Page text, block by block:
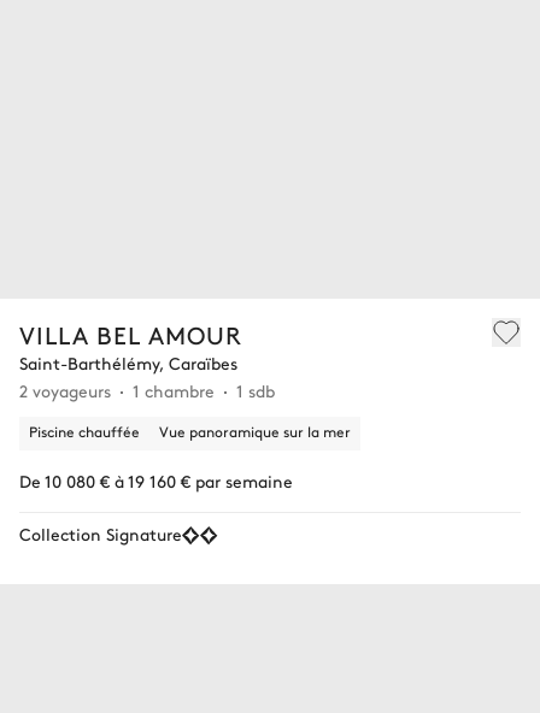
VILLA BEL AMOUR
Saint-Barthélémy, Caraïbes
2 voyageurs
1 chambre 1 sdb
Piscine chauffée Vue panoramique sur la mer
De 10 080 € à 19 160 € par semaine
Collection Signature